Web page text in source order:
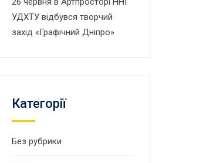
УДХТУ відбувся творчий
захід «Графічний Дніпро»
Категорії
Без рубрики